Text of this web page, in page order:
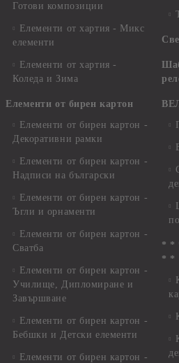
Готови композиции
Елементи от хартия - Микс
елементи
Елементи от хартия -
Коледа и Зима
Елементи от бирен картон
Елементи от бирен картон -
Декоративни рамки
Елементи от бирен картон -
Надписи на български
Елементи от бирен картон -
Ъгли и орнаменти
Елементи от бирен картон -
Сватба
Елементи от бирен картон -
Училище, Дипломиране и
Завършване
Елементи от бирен картон -
Бебшки и Детски елементи
Елементи от бирен картон -
* *
* *